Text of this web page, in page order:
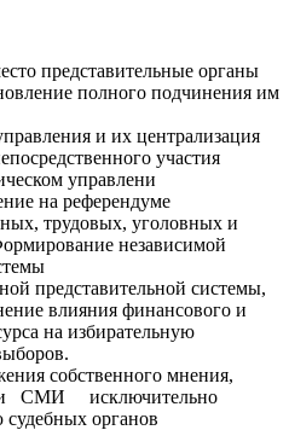
представительные органы
полного подчинения им
и их централизация
участия
управлени
на референдуме
трудовых, уголовных и
независимой
представительной системы,
влияния финансового и
на избирательную
собственного мнения,
и СМИ исключительно
органов